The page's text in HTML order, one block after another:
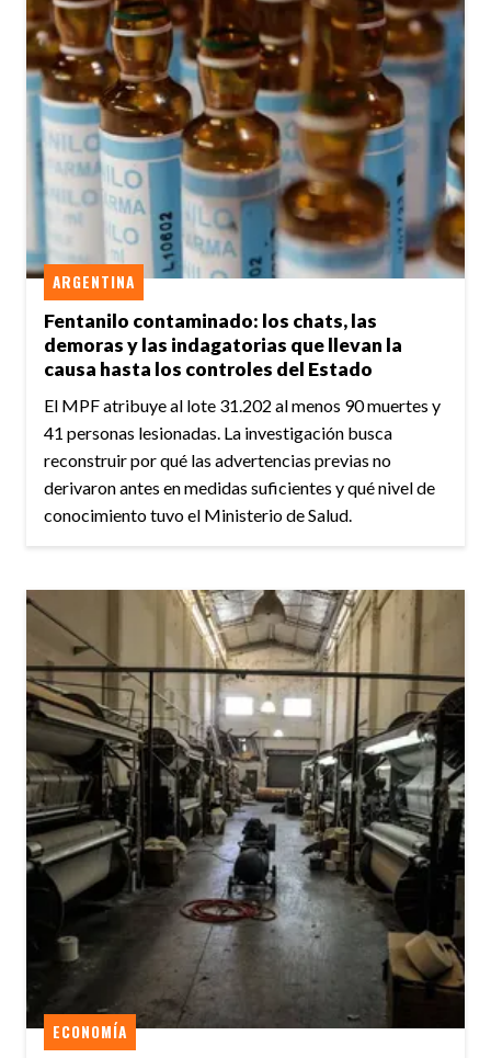
Fentanilo contaminado: los chats, las
demoras y las indagatorias que llevan la
causa hasta los controles del Estado
ARGENTINA
El MPF atribuye al lote 31.202 al menos 90 muertes y
41 personas lesionadas. La investigación busca
reconstruir por qué las advertencias previas no
derivaron antes en medidas suficientes y qué nivel de
conocimiento tuvo el Ministerio de Salud.
ECONOMÍA